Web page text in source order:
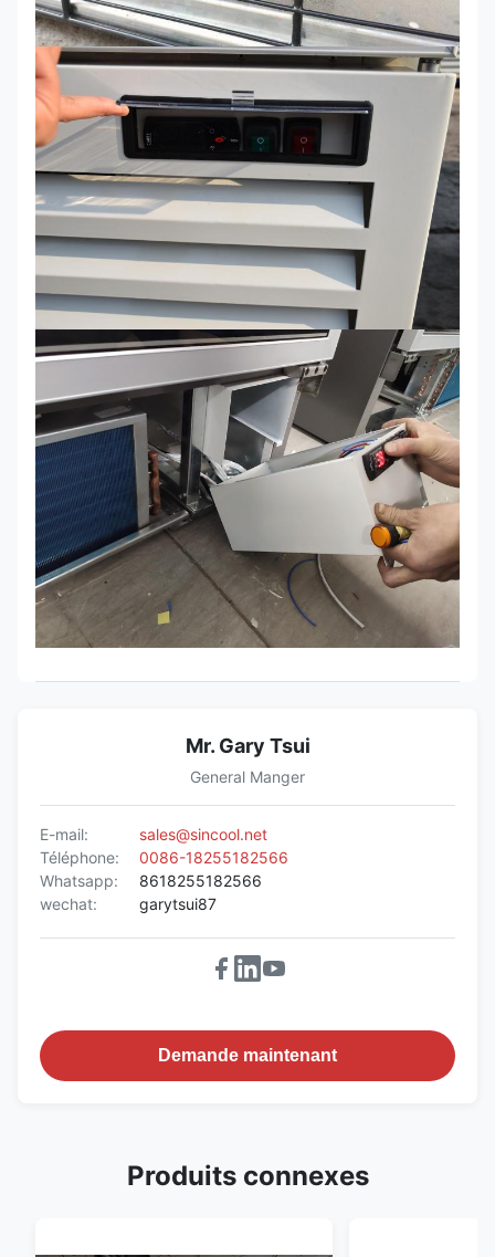
Mr. Gary Tsui
General Manger
E-mail:
sales@sincool.net
Téléphone:
0086-18255182566
Whatsapp:
8618255182566
wechat:
garytsui87
Demande maintenant
Produits connexes